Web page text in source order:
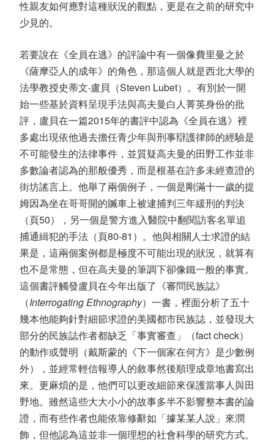
性親友如何應對這種狀況的觀點，更是在之前的研究中
少見的。
若要說在《全員在逃》的評論中有一個像費里曼之於
《薩摩亞人的成年》的角色，那這個人就是西北大學的
法學教授史蒂文‧盧貝（Steven Lubet）。有別於一開
始一些基於資料呈現手法與高夫曼白人菁英身份的批
評，盧貝在一篇2015年的書評中認為《全員在逃》裡
多處出現依他過去擔任青少年與刑事辯護律師的經驗是
不可能發生的法律事件，並質疑高夫曼的田野工作並非
多數論者認為的那般優秀，而是根基在許多未經查證的
街坊謠言上。他舉了兩個例子，一個是剛滿十一歲的提
姆因為坐在哥哥開的贓車上被逮捕判三年緩刑的判決
（頁50），另一個是警方進入醫院中翻閱訪客名單追
捕通緝犯的手法（頁80-81）。他與相關人士求證的結
果是，這兩個案例都是極度不可能出現的狀況，就算有
也不是常態，但在高夫曼的筆調下卻像鐵一般的事實。
這個書評觸發盧貝在今年出版了《審問民族誌》
（Interrogating Ethnography）一書，裡面分析了五十
幾本他能夠針對細節求證的美國都市民族誌，並發現大
部分的民族誌作者都缺乏「事實審查」（fact check）
的動作或聲明（戴斯蒙的《下一個家在何方》是少數例
外），並經常輕信報導人的敘事然後順理成章地書寫出
來。更麻煩的是，他們可以更改細節來保護當事人與田
野地。雖然這些大大小小的故事多半不影響整本書的論
證，而有些作者也能依靠修辭如「據某某人說」來潤
飾，但他認為這並非一個理想的社會科學的研究方式。